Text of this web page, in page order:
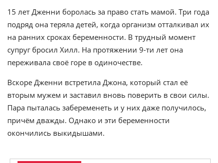
15 лет Дженни боролась за право стать мамой. Три года
подряд она теряла детей, когда организм отталкивал их
на ранних сроках беременности. В трудный момент
супруг бросил Хилл. На протяжении 9-ти лет она
переживала своё горе в одиночестве.
Вскоре Дженни встретила Джона, который стал её
вторым мужем и заставил вновь поверить в свои силы.
Пара пыталась забеременеть и у них даже получилось,
причём дважды. Однако и эти беременности
окончились выкидышами.